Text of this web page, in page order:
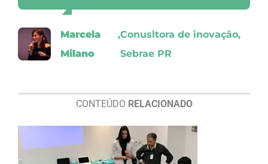
Marcela
Milano
,Conusltora de inovação,
Sebrae PR
CONTEÚDO RELACIONADO